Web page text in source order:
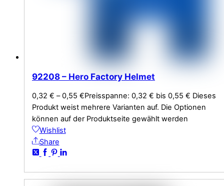
92208 – Hero Factory Helmet
0,32 € –0,55 €Preisspanne: 0,32 € bis 0,55 € Dieses
Produkt weist mehrere Varianten auf. Die Optionen
können auf der Produktseite gewählt werden
Wishlist
Share